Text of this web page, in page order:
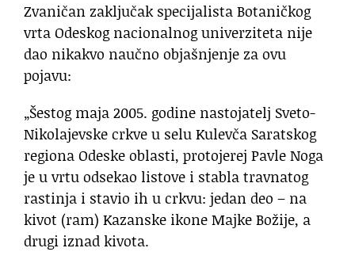
Zvaničan zaključak specijalista Botaničkog
vrta Odeskog nacionalnog univerziteta nije
dao nikakvo naučno objašnjenje za ovu
pojavu:
„Šestog maja 2005. godine nastojatelj Sveto-
Nikolajevske crkve u selu Kulevča Saratskog
regiona Odeske oblasti, protojerej Pavle Noga
je u vrtu odsekao listove i stabla travnatog
rastinja i stavio ih u crkvu: jedan deo – na
kivot (ram) Kazanske ikone Majke Božije, a
drugi iznad kivota.